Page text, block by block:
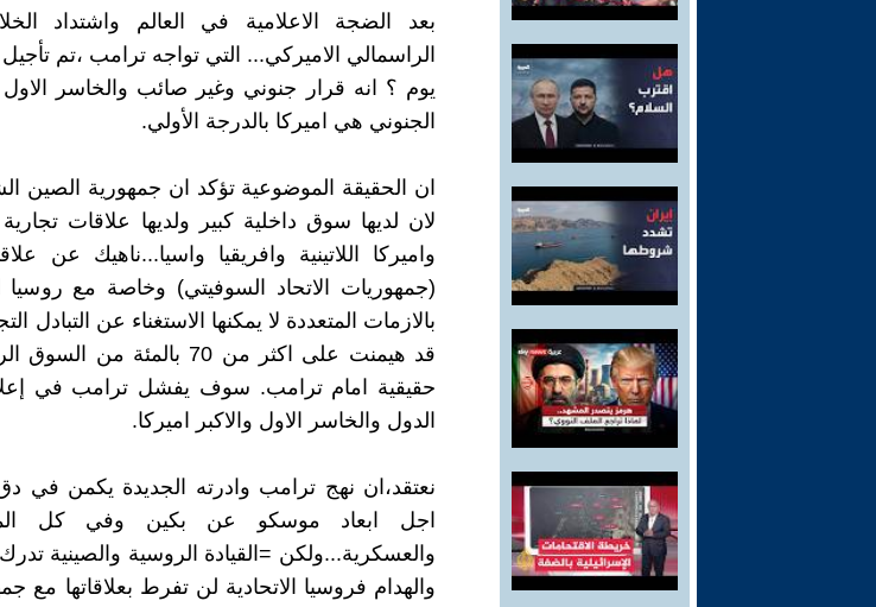
بعد الضجة الاعلامية في العالم واشتداد
يوم ؟ انه قرار جنوني وغير صائب والخاسر
الجنوني هي اميركا بالدرجة الأولي.
ان الحقيقة الموضوعية تؤكد ان جمهورية الصين
لان لديها سوق داخلية كبير ولديها علاقات
واميركا اللاتينية وافريقيا واسيا...ناهيك عن
(جمهوريات الاتحاد السوفيتي) وخاصة مع روسيا
بالازمات المتعددة لا يمكنها الاستغناء عن التبادل
قد هيمنت على اكثر من 70
حقيقية امام ترامب. سوف يفشل ترامب في
الدول والخاسر الاول والاكبر اميركا.
نعتقد،ان نهج ترامب وادرته الجديدة يكمن
اجل ابعاد موسكو عن بكين وفي كل
والعسكرية...ولكن =القيادة الروسية والصينية
والهدام فروسيا الاتحادية لن تفرط بعلاقاتها مع